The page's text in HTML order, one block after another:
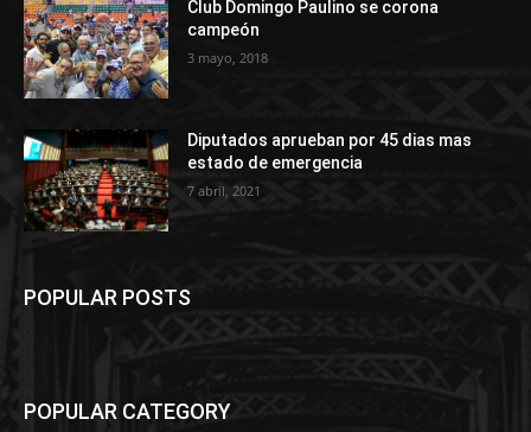
Club Domingo Paulino se corona
campeón
3 mayo, 2018
Diputados aprueban por 45 dias mas
estado de emergencia
7 abril, 2021
POPULAR POSTS
POPULAR CATEGORY